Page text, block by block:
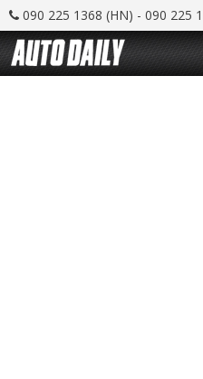
090 225 1368 (HN) - 090 225